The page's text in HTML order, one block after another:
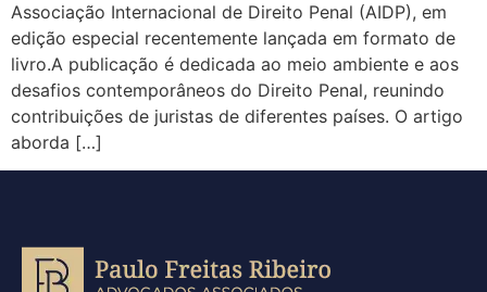
Associação Internacional de Direito Penal (AIDP), em
edição especial recentemente lançada em formato de
livro.A publicação é dedicada ao meio ambiente e aos
desafios contemporâneos do Direito Penal, reunindo
contribuições de juristas de diferentes países. O artigo
aborda […]